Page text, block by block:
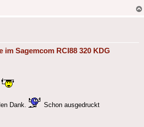
im Sagemcom RCI88 320 KDG
Dank. Schon ausgedruckt